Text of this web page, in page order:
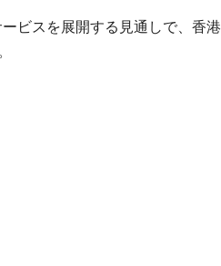
ビスを展開する見通しで、香